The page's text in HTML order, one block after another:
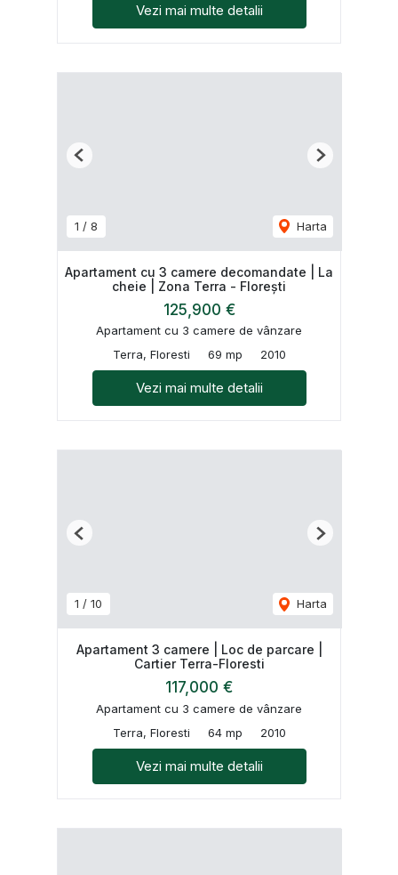
Vezi mai multe detalii
1 / 8 Harta
Previous Next
Apartament cu 3 camere decomandate | La
cheie | Zona Terra - Florești
125,900 €
Apartament cu 3 camere de vânzare
Terra, Floresti
69 mp 2010
Vezi mai multe detalii
1 / 10 Harta
Previous Next
Apartament 3 camere | Loc de parcare |
Cartier Terra-Floresti
117,000 €
Apartament cu 3 camere de vânzare
Terra, Floresti
64 mp 2010
Vezi mai multe detalii